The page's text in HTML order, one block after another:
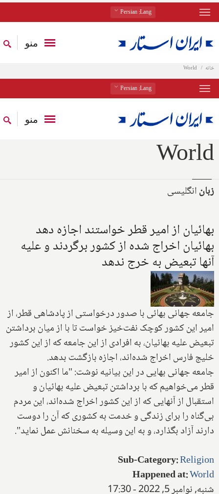
Lang
: Persian
منو
خانه World
Lang
: Persian
منو
World
زبانانگلیسی
بهائیان از امیر قطر خواستند اجازه دهد
بهائیان اخراج شده از کشور برگردند و علیه
آنها تبعیض به خرج ندهد
‌‌جامعه جهانی بهائی با صدور درخواستی از پادشاهی قطر، از
امیر این کشور کوچک نفت‌خیز خواست تا با از میان برداشتن
تبعیض علیه بهائیان‌،‌ به افرادی از این جامعه که از این کشور
خلیج فارس اخراج شده‌اند، اجازه بازگشت بدهد.
جامعه جهانی بهایی در این بیانیه‌ نوشت: "ما اکنون از امیر
قطر می‌خواهیم که‌ با برداشتن تبعیض علیه بهائیان ‌و
استقبال از آنهایی که از این کشور اخراج شده‌اند، ‌‌این مردم
بی‌گناه را برای زندگی و خدمت به کشوری که آن را دوست
دارند آزاد بگذارد، و به این وسیله‌ به سخنانش‌ عمل نماید".
Sub-Category:Religion
Happened at:World
شنبه, نوامبر 5, 2022 - 17:30